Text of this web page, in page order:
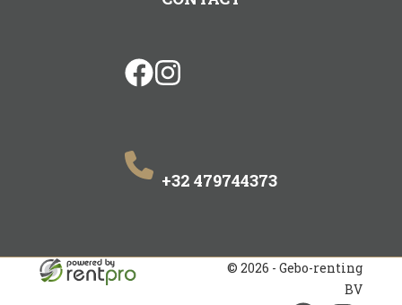
facebook
+32 479744373
© 2026 - Gebo-renting
BV